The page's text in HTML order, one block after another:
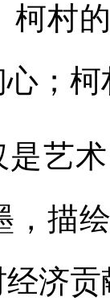
柯村
；
艺
，描
济